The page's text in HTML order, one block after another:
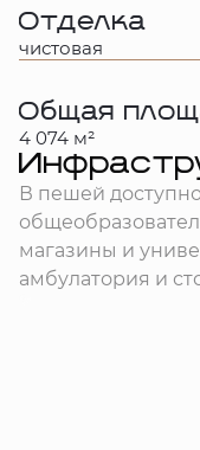
Отделка
чистовая
Общая
4 074 м²
В пешей
магазины и
амбулатория и